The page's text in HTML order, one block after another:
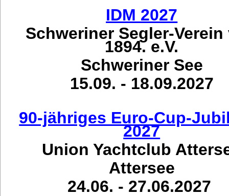
IDM 2027
Schweriner Segler-Verein
1894. e.V.
Schweriner See
15.09. - 18.09.2027
90-jähriges Euro-Cup-
2027
Union Yachtclub
Attersee
24.06. - 27.06.2027